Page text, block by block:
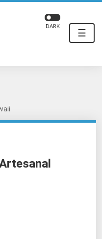
☰
DARK